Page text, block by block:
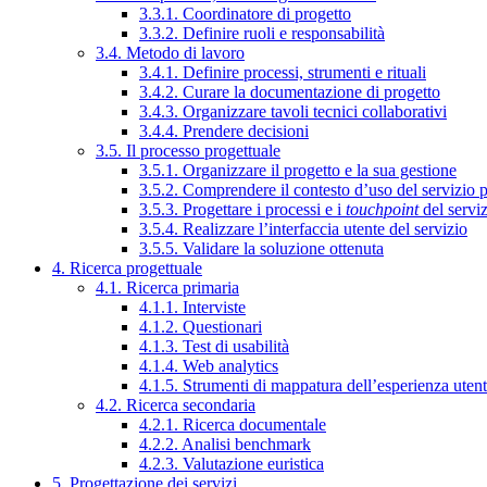
3.3.1. Coordinatore di progetto
3.3.2. Definire ruoli e responsabilità
3.4. Metodo di lavoro
3.4.1. Definire processi, strumenti e rituali
3.4.2. Curare la documentazione di progetto
3.4.3. Organizzare tavoli tecnici collaborativi
3.4.4. Prendere decisioni
3.5. Il processo progettuale
3.5.1. Organizzare il progetto e la sua gestione
3.5.2. Comprendere il contesto d’uso del servizio
3.5.3. Progettare i processi e i touchpointdel
3.5.4. Realizzare l’interfaccia utente del servizio
3.5.5. Validare la soluzione ottenuta
4. Ricerca progettuale
4.1. Ricerca primaria
4.1.1. Interviste
4.1.2. Questionari
4.1.3. Test di usabilità
4.1.4. Web analytics
4.1.5. Strumenti di mappatura dell’esperienza
4.2. Ricerca secondaria
4.2.1. Ricerca documentale
4.2.2. Analisi benchmark
4.2.3. Valutazione euristica
5. Progettazione dei servizi